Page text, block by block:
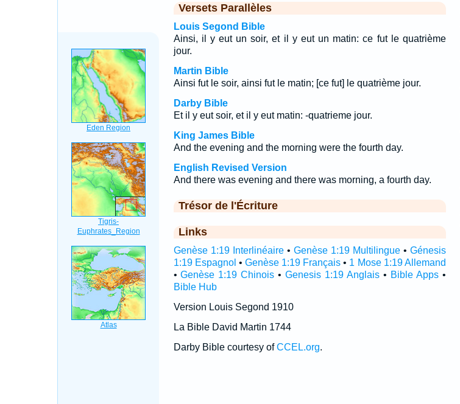
Versets Parallèles
Louis Segond Bible
Ainsi, il y eut un soir, et il y eut un matin: ce fut le quatrième
jour.
Martin Bible
Ainsi fut le soir, ainsi fut le matin; [ce fut] le quatrième jour.
Darby Bible
Et il y eut soir, et il y eut matin: -quatrieme jour.
King James Bible
And the evening and the morning were the fourth day.
English Revised Version
And there was evening and there was morning, a fourth day.
Trésor de l'Écriture
Links
Genèse 1:19 Interlinéaire• Genèse 1:19 Multilingue• Génesis
1:19 Espagnol • Genèse 1:19 Français • 1 Mose 1:19 Allemand
•Genèse 1:19 Chinois •Genesis 1:19 Anglais • Bible Apps •
Bible Hub
Version Louis Segond 1910
La Bible David Martin 1744
Darby Bible courtesy ofCCEL.org.